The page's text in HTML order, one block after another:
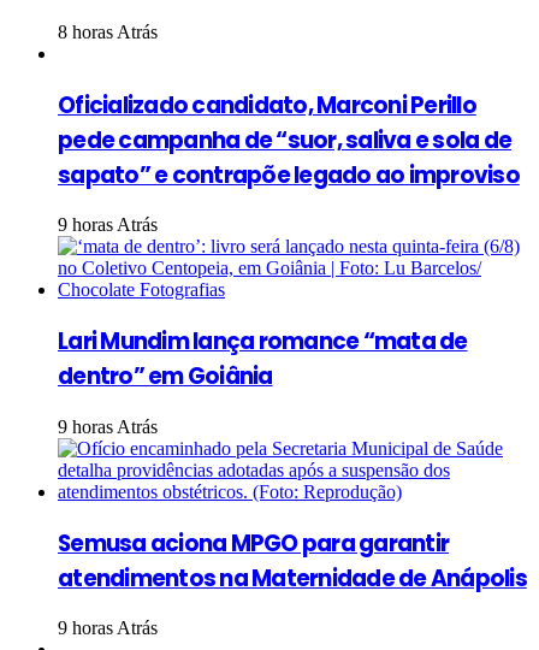
8 horas Atrás
Oficializado candidato, Marconi Perillo
pede campanha de “suor, saliva e sola de
sapato” e contrapõe legado ao improviso
9 horas Atrás
Lari Mundim lança romance “mata de
dentro” em Goiânia
9 horas Atrás
Semusa aciona MPGO para garantir
atendimentos na Maternidade de Anápolis
9 horas Atrás